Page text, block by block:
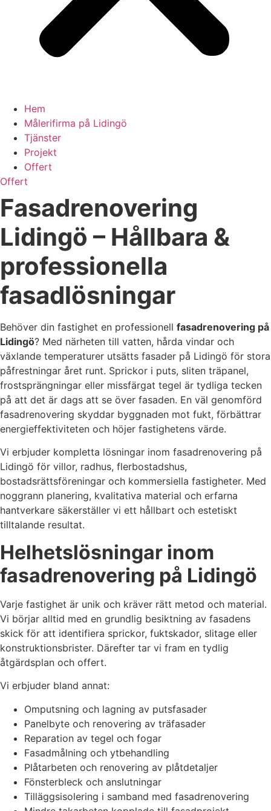
Hem
Målerifirma på Lidingö
Tjänster
Projekt
Offert
Offert
Fasadrenovering
Lidingö – Hållbara &
professionella
fasadlösningar
Behöver din fastighet en professionell fasadrenovering på
Lidingö? Med närheten till vatten, hårda vindar och
växlande temperaturer utsätts fasader på Lidingö för stora
påfrestningar året runt. Sprickor i puts, sliten träpanel,
frostsprängningar eller missfärgat tegel är tydliga tecken
på att det är dags att se över fasaden. En väl genomförd
fasadrenovering skyddar byggnaden mot fukt, förbättrar
energieffektiviteten och höjer fastighetens värde.
Vi erbjuder kompletta lösningar inom fasadrenovering på
Lidingö för villor, radhus, flerbostadshus,
bostadsrättsföreningar och kommersiella fastigheter. Med
noggrann planering, kvalitativa material och erfarna
hantverkare säkerställer vi ett hållbart och estetiskt
tilltalande resultat.
Helhetslösningar inom
fasadrenovering på Lidingö
Varje fastighet är unik och kräver rätt metod och material.
Vi börjar alltid med en grundlig besiktning av fasadens
skick för att identifiera sprickor, fuktskador, slitage eller
konstruktionsbrister. Därefter tar vi fram en tydlig
åtgärdsplan och offert.
Vi erbjuder bland annat:
Omputsning och lagning av putsfasader
Panelbyte och renovering av träfasader
Reparation av tegel och fogar
Fasadmålning och ytbehandling
Plåtarbeten och renovering av plåtdetaljer
Fönsterbleck och anslutningar
Tilläggsisolering i samband med fasadrenovering